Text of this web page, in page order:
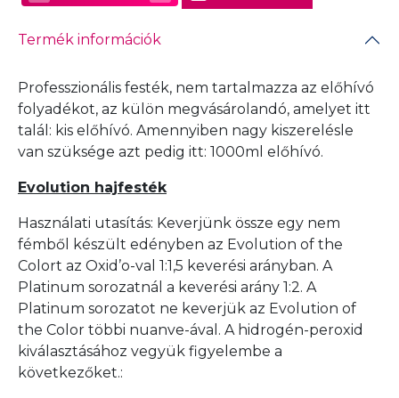
Termék információk
Professzionális festék, nem tartalmazza az előhívó
folyadékot, az külön megvásárolandó, amelyet itt
talál: kis előhívó. Amennyiben nagy kiszerelésle
van szüksége azt pedig itt: 1000ml előhívó.
Evolution hajfesték
Használati utasítás: Keverjünk össze egy nem
fémből készült edényben az Evolution of the
Colort az Oxid’o-val 1:1,5 keverési arányban. A
Platinum sorozatnál a keverési arány 1:2. A
Platinum sorozatot ne keverjük az Evolution of
the Color többi nuanve-ával. A hidrogén-peroxid
kiválasztásához vegyük figyelembe a
következőket.: